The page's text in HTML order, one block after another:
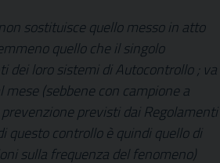
sostituisce quello messo in atto
quello che il singolo
dei loro sistemi di Autocontrollo ; va
(sebbene con campione a
previsti dai Regolamenti
questo controllo è quindi quello di
sulla frequenza del fenomeno)